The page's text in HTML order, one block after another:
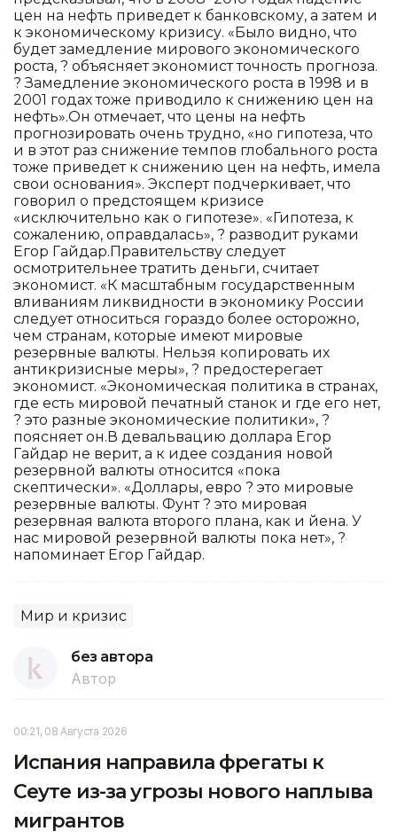
цен на нефть приведет к банковскому, а затем и
к экономическому кризису. «Было видно, что
будет замедление мирового экономического
роста, ? объясняет экономист точность прогноза.
? Замедление экономического роста в 1998 и в
2001 годах тоже приводило к снижению цен на
нефть».Он отмечает, что цены на нефть
прогнозировать очень трудно, «но гипотеза, что
и в этот раз снижение темпов глобального роста
тоже приведет к снижению цен на нефть, имела
свои основания». Эксперт подчеркивает, что
говорил о предстоящем кризисе
«исключительно как о гипотезе». «Гипотеза, к
сожалению, оправдалась», ? разводит руками
Егор Гайдар.Правительству следует
осмотрительнее тратить деньги, считает
экономист. «К масштабным государственным
вливаниям ликвидности в экономику России
следует относиться гораздо более осторожно,
чем странам, которые имеют мировые
резервные валюты. Нельзя копировать их
антикризисные меры», ? предостерегает
экономист. «Экономическая политика в странах,
где есть мировой печатный станок и где его нет,
? это разные экономические политики», ?
поясняет он.В девальвацию доллара Егор
Гайдар не верит, а к идее создания новой
резервной валюты относится «пока
скептически». «Доллары, евро ? это мировые
резервные валюты. Фунт ? это мировая
резервная валюта второго плана, как и йена. У
нас мировой резервной валюты пока нет», ?
напоминает Егор Гайдар.
Мир и кризис
без автора
Автор
00:21, 08 Августа 2026
Испания направила фрегаты к
Сеуте из-за угрозы нового наплыва
мигрантов